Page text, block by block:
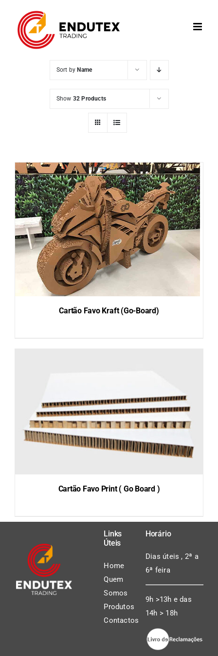
content
Sort by Name
Show 32 Products
Cartão Favo Kraft (Go-Board)
DETAILS
Cartão Favo Print ( Go Board )
Links
Úteis
Home
Quem
Somos
Produtos
Contactos
Horário
Dias úteis , 2ª a
6ª feira
9h >13h e das
14h > 18h